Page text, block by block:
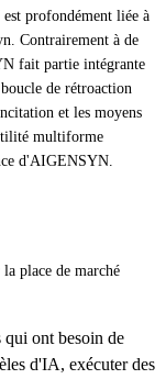
profondément liée à
Contrairement à de
fait partie intégrante
de rétroaction
et les moyens
multiforme
d'AIGENSYN.
place de marché
qui ont besoin de
d'IA, exécuter des